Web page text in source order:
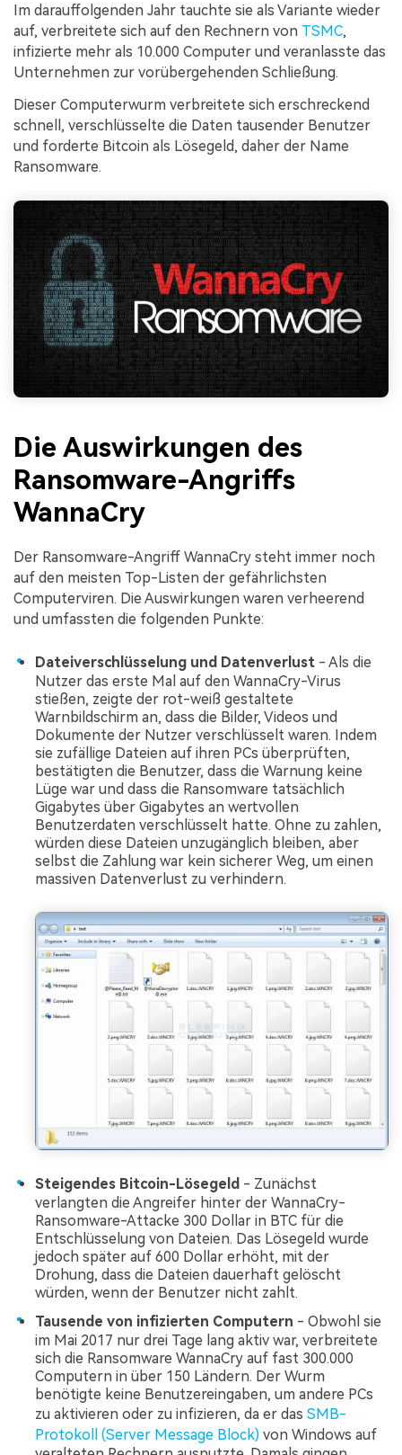
Im darauffolgenden Jahr tauchte sie als Variante wieder
auf, verbreitete sich auf den Rechnern von TSMC,
infizierte mehr als 10.000 Computer und veranlasste das
Unternehmen zur vorübergehenden Schließung.
Dieser Computerwurm verbreitete sich erschreckend
schnell, verschlüsselte die Daten tausender Benutzer
und forderte Bitcoin als Lösegeld, daher der Name
Ransomware.
Die Auswirkungen des
Ransomware-Angriffs
WannaCry
Der Ransomware-Angriff WannaCry steht immer noch
auf den meisten Top-Listen der gefährlichsten
Computerviren. Die Auswirkungen waren verheerend
und umfassten die folgenden Punkte:
Dateiverschlüsselung und Datenverlust - Als die
Nutzer das erste Mal auf den WannaCry-Virus
stießen, zeigte der rot-weiß gestaltete
Warnbildschirm an, dass die Bilder, Videos und
Dokumente der Nutzer verschlüsselt waren. Indem
sie zufällige Dateien auf ihren PCs überprüften,
bestätigten die Benutzer, dass die Warnung keine
Lüge war und dass die Ransomware tatsächlich
Gigabytes über Gigabytes an wertvollen
Benutzerdaten verschlüsselt hatte. Ohne zu zahlen,
würden diese Dateien unzugänglich bleiben, aber
selbst die Zahlung war kein sicherer Weg, um einen
massiven Datenverlust zu verhindern.
Steigendes Bitcoin-Lösegeld - Zunächst
verlangten die Angreifer hinter der WannaCry-
Ransomware-Attacke 300 Dollar in BTC für die
Entschlüsselung von Dateien. Das Lösegeld wurde
jedoch später auf 600 Dollar erhöht, mit der
Drohung, dass die Dateien dauerhaft gelöscht
würden, wenn der Benutzer nicht zahlt.
Tausende von infizierten Computern - Obwohl sie
im Mai 2017 nur drei Tage lang aktiv war, verbreitete
sich die Ransomware WannaCry auf fast 300.000
Computern in über 150 Ländern. Der Wurm
benötigte keine Benutzereingaben, um andere PCs
zu aktivieren oder zu infizieren, da er das SMB-
Protokoll (Server Message Block) von Windows auf